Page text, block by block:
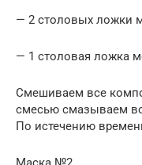
— 2 столовых ложки
— 1 столовая ложка
Смешиваем все
смесью смазываем
По истечению